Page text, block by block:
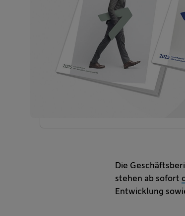
Die
stehen ab sofort
Entwicklung